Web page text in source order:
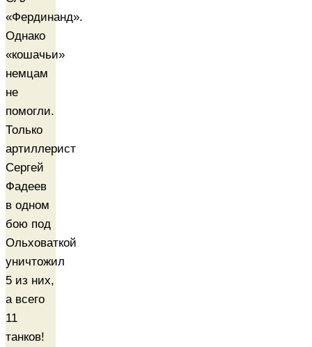
«Фердинанд».
Однако
«кошачьи»
немцам
не
помогли.
Только
артиллерист
Сергей
Фадеев
в одном
бою под
Ольховаткой
уничтожил
5 из них,
а всего
11
танков!